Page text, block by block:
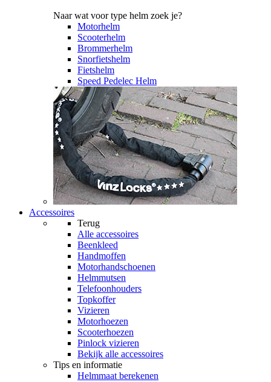
Naar wat voor type helm zoek je?
Motorhelm
Scooterhelm
Brommerhelm
Snorfietshelm
Fietshelm
Speed Pedelec Helm
Accessoires
Terug
Alle accessoires
Beenkleed
Handmoffen
Motorhandschoenen
Helmmutsen
Telefoonhouders
Topkoffer
Vizieren
Motorhoezen
Scooterhoezen
Pinlock vizieren
Bekijk alle accessoires
Tips en informatie
Helmmaat berekenen